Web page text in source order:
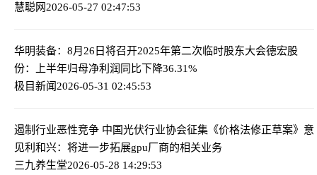
慧聪网2026-05-27 02:47:53
华明装备：8月26日将召开2025年第二次临时股东大会德宏股
份：上半年归母净利润同比下降36.31%
极目新闻2026-05-31 02:45:53
遏制行业恶性竞争 中国光伏行业协会征集《价格法修正草案》意
见利和兴：将进一步拓展gpu厂商的相关业务
三九养生堂2026-05-28 14:29:53